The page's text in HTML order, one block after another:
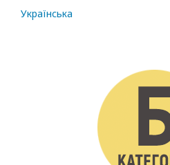
Українська